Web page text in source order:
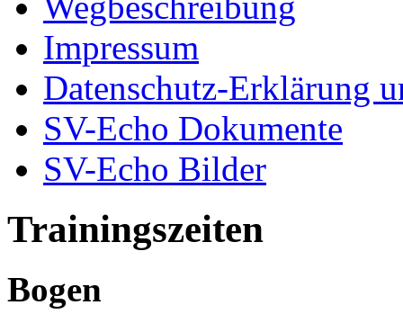
Impressum
Datenschutz-Erklärung
SV-Echo Dokumente
SV-Echo Bilder
Trainingszeiten
Bogen